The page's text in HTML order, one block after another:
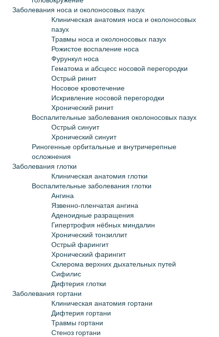
Заболевания носа и околоносовых пазух
Клиническая анатомия носа и околоносовых
пазух
Травмы носа и околоносовых пазух
Рожистое воспаление носа
Фурункул носа
Гематома и абсцесс носовой перегородки
Острый ринит
Носовое кровотечение
Искривление носовой перегородки
Хронический ринит
Воспалительные заболевания околоносовых пазух
Острый синуит
Хронический синуит
Риногенные орбитальные и внутричерепные
осложнения
Заболевания глотки
Клиническая анатомия глотки
Воспалительные заболевания глотки
Ангина
Язвенно-пленчатая ангина
Аденоидные разращения
Гипертрофия нёбных миндалин
Хронический тонзиллит
Острый фарингит
Хронический фарингит
Склерома верхних дыхательных путей
Сифилис
Дифтерия глотки
Заболевания гортани
Клиническая анатомия гортани
Дифтерия гортани
Травмы гортани
Стеноз гортани